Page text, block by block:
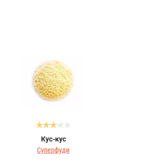
Кус-кус
Суперфуди